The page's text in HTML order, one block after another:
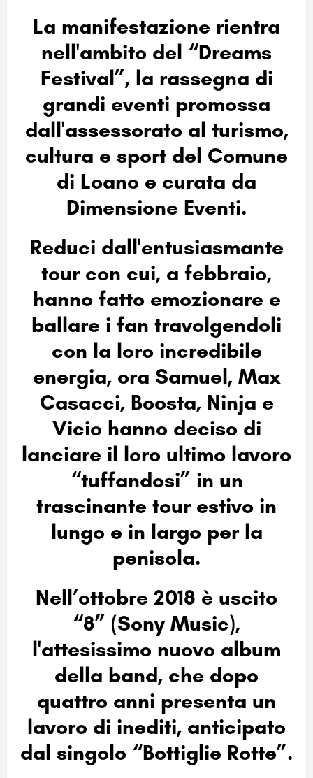
La manifestazione rientra
nell'ambito del “Dreams
Festival”, la rassegna di
grandi eventi promossa
dall'assessorato al turismo,
cultura e sport del Comune
di Loano e curata da
Dimensione Eventi.
Reduci dall'entusiasmante
tour con cui, a febbraio,
hanno fatto emozionare e
ballare i fan travolgendoli
con la loro incredibile
energia, ora Samuel, Max
Casacci, Boosta, Ninja e
Vicio hanno deciso di
lanciare il loro ultimo lavoro
“tuffandosi” in un
trascinante tour estivo in
lungo e in largo per la
penisola.
Nell’ottobre 2018 è uscito
“8” (Sony Music),
l'attesissimo nuovo album
della band, che dopo
quattro anni presenta un
lavoro di inediti, anticipato
dal singolo “Bottiglie Rotte”.